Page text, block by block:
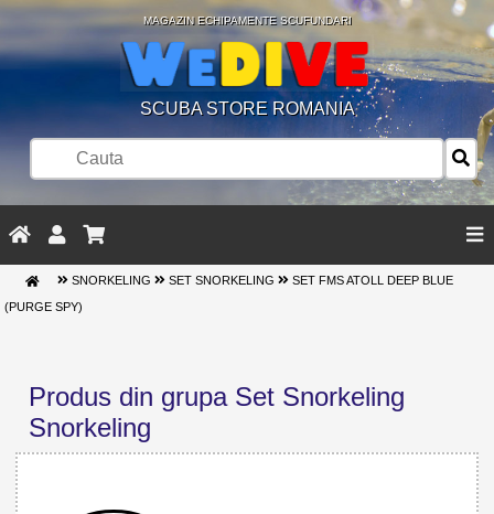
MAGAZIN ECHIPAMENTE SCUFUNDARI
SCUBA STORE ROMANIA
SNORKELING SET SNORKELING SET FMS ATOLL DEEP BLUE
(PURGE SPY)
Produs din grupa Set Snorkeling
Snorkeling